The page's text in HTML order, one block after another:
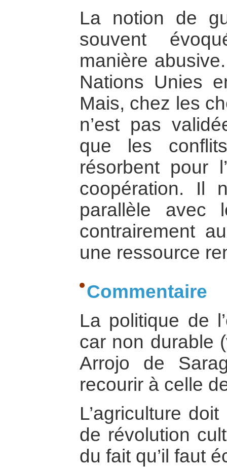
La notion de
souvent
manière
Nations Unies
Mais, chez les
n’est pas
que les
résorbent pour
coopération. Il
parallèle avec
contrairement
une ressource
Commentaire
La politique de
car non durable
Arrojo de
recourir à celle
L’agriculture
de révolution
du fait qu’il faut